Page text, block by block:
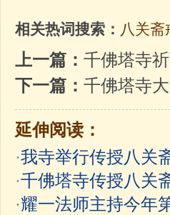
相关热词搜索： 八关斋
上一篇： 千佛塔寺
下一篇： 千佛塔寺
延伸阅读：
·我寺举行传授八关
·千佛塔寺传授八关
·耀一法师主持今年